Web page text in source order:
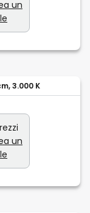
un
3.000 K
un